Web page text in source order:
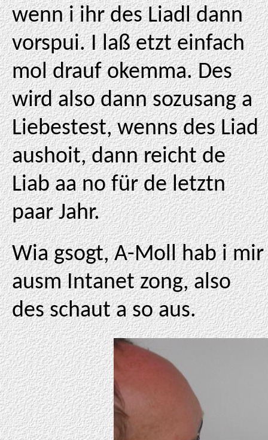
wenn i ihr des Liadl dann
vorspui. I laß etzt einfach
mol drauf okemma. Des
wird also dann sozusang a
Liebestest, wenns des Liad
aushoit, dann reicht de
Liab aa no für de letztn
paar Jahr.
Wia gsogt, A-Moll hab i mir
ausm Intanet zong, also
des schaut a so aus.